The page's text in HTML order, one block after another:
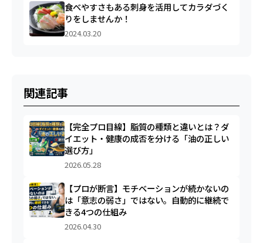
食べやすさもある刺身を活用してカラダづく
りをしませんか！
2024.03.20
関連記事
【完全プロ目線】脂質の種類と違いとは？ダ
イエット・健康の成否を分ける「油の正しい
選び方」
2026.05.28
【プロが断言】モチベーションが続かないの
は「意志の弱さ」ではない。自動的に継続で
きる4つの仕組み
2026.04.30